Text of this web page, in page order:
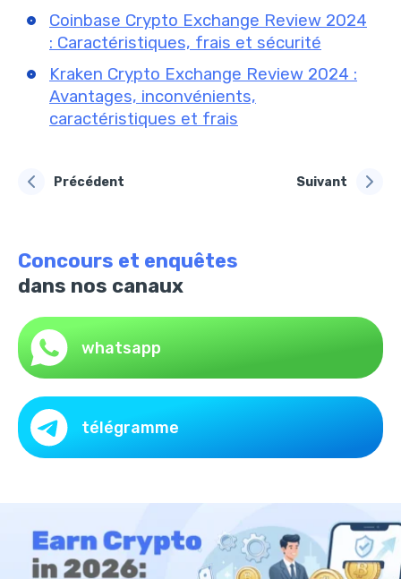
Coinbase Crypto Exchange Review 2024
: Caractéristiques, frais et sécurité
Kraken Crypto Exchange Review 2024 :
Avantages, inconvénients,
caractéristiques et frais
Précédent Suivant
Concours et enquêtes
dans nos canaux
whatsapp
télégramme